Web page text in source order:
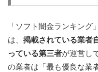
「ソフト闇金ランキン
は、 掲載されている業者
っている第三者が運営し
の業者は「最も優良な業